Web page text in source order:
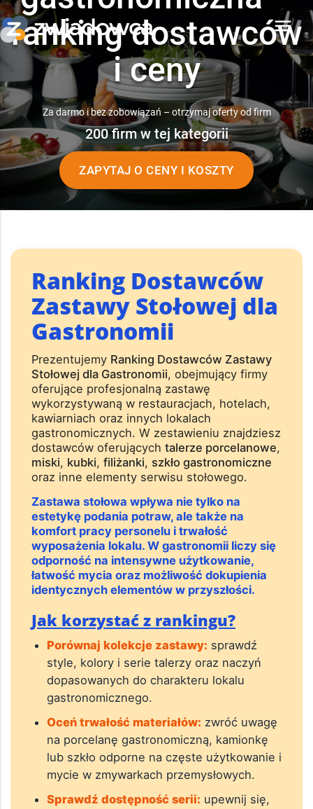
menu
ranking dostawców
i ceny
Za darmo i bez zobowiązań – otrzymaj oferty od firm
200 firm w tej kategorii
ZAPYTAJ O CENY I KOSZTY
Ranking Dostawców
Zastawy Stołowej dla
Gastronomii
Prezentujemy Ranking Dostawców Zastawy
Stołowej dla Gastronomii, obejmujący firmy
oferujące profesjonalną zastawę
wykorzystywaną w restauracjach, hotelach,
kawiarniach oraz innych lokalach
gastronomicznych. W zestawieniu znajdziesz
dostawców oferujących talerze porcelanowe,
miski, kubki, filiżanki, szkło gastronomiczne
oraz inne elementy serwisu stołowego.
Zastawa stołowa wpływa nie tylko na
estetykę podania potraw, ale także na
komfort pracy personelu i trwałość
wyposażenia lokalu. W gastronomii liczy się
odporność na intensywne użytkowanie,
łatwość mycia oraz możliwość dokupienia
identycznych elementów w przyszłości.
Jak korzystać z rankingu?
Porównaj kolekcje zastawy: sprawdź
style, kolory i serie talerzy oraz naczyń
dopasowanych do charakteru lokalu
gastronomicznego.
Oceń trwałość materiałów: zwróć uwagę
na porcelanę gastronomiczną, kamionkę
lub szkło odporne na częste użytkowanie i
mycie w zmywarkach przemysłowych.
Sprawdź dostępność serii: upewnij się,